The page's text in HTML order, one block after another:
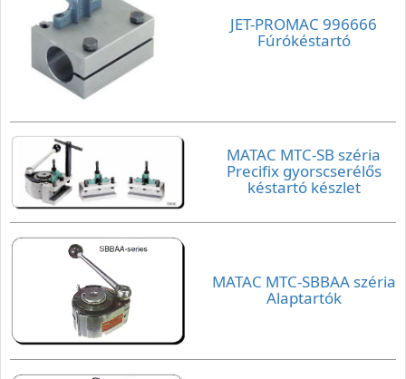
JET-PROMAC 996666
Fúrókéstartó
MATAC MTC-SB széria
Precifix gyorscserélős
késtartó készlet
MATAC MTC-SBBAA széria
Alaptartók